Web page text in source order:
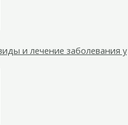
и лечение заболевания у